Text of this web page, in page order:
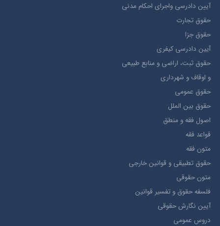
آيين دادرسي ​واجراي ​احکام ​مدني
حقوق تجارت
حقوق جزا
آيین دادرسی کیفری
حقوق ثبت، اراضي و منابع طبيعي
و اوقاف و شهرداری
حقوق عمومی
حقوق بين الملل
اصول فقه و منطق
قواعد فقه
متون فقه
حقوق تطبيقي و قوانین خارجی
متون حقوقي
فلسفه حقوق و تفسیر قوانین
آیین نگارش حقوقی
دروس عمومی